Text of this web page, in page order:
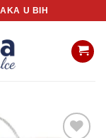
U BIH